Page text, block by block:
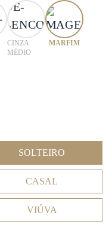
CINZA
MÉDIO
MARFIM
SOLTEIRO
CASAL
VIÚVA